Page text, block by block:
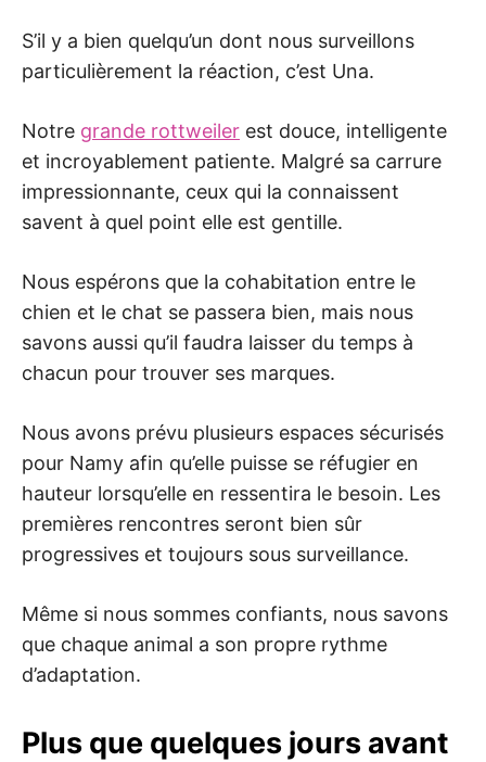
S’il y a bien quelqu’un dont nous surveillons
particulièrement la réaction, c’est Una.
Notre grande rottweiler est douce, intelligente
et incroyablement patiente. Malgré sa carrure
impressionnante, ceux qui la connaissent
savent à quel point elle est gentille.
Nous espérons que la cohabitation entre le
chien et le chat se passera bien, mais nous
savons aussi qu’il faudra laisser du temps à
chacun pour trouver ses marques.
Nous avons prévu plusieurs espaces sécurisés
pour Namy afin qu’elle puisse se réfugier en
hauteur lorsqu’elle en ressentira le besoin. Les
premières rencontres seront bien sûr
progressives et toujours sous surveillance.
Même si nous sommes confiants, nous savons
que chaque animal a son propre rythme
d’adaptation.
Plus que quelques jours avant